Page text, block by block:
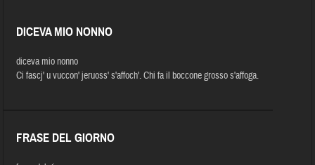
DICEVA MIO NONNO
diceva mio nonno
Ci fascj' u vuccon' jeruoss' s'affoch'. Chi fa il boccone grosso s'affoga.
FRASE DEL GIORNO